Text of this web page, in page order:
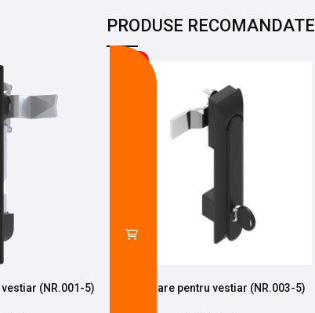
PRODUSE RECOMANDATE
(NR.001-5) Incuietoare pentru vestiar (NR.003-5)